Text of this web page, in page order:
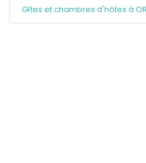
Gîtes et chambres d'hôtes à